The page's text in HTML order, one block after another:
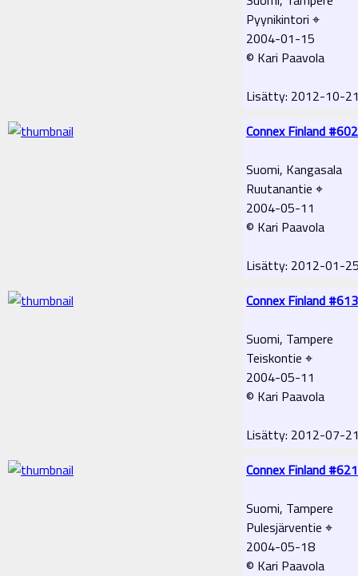
Pyynikintori ⌖
2004-01-15
© Kari Paavola
Lisätty: 2012-10-
Connex Finland #602
Suomi, Kangasala
Ruutanantie ⌖
2004-05-11
© Kari Paavola
Lisätty: 2012-01-
Connex Finland #613
Suomi, Tampere
Teiskontie ⌖
2004-05-11
© Kari Paavola
Lisätty: 2012-07-
Connex Finland #621
Suomi, Tampere
Pulesjärventie ⌖
2004-05-18
© Kari Paavola